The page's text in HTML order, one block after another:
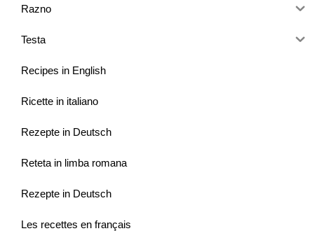
Razno
Testa
Recipes in English
Ricette in italiano
Rezepte in Deutsch
Reteta in limba romana
Rezepte in Deutsch
Les recettes en français